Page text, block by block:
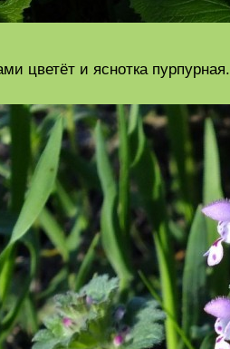
цветёт и яснотка пурпурная.